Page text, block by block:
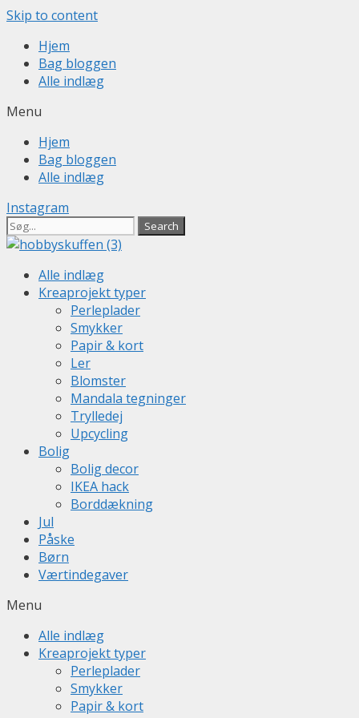
Skip to content
Hjem
Bag bloggen
Alle indlæg
Menu
Hjem
Bag bloggen
Alle indlæg
Instagram
Search
Alle indlæg
Kreaprojekt typer
Perleplader
Smykker
Papir & kort
Ler
Blomster
Mandala tegninger
Trylledej
Upcycling
Bolig
Bolig decor
IKEA hack
Borddækning
Jul
Påske
Børn
Værtindegaver
Menu
Alle indlæg
Kreaprojekt typer
Perleplader
Smykker
Papir & kort